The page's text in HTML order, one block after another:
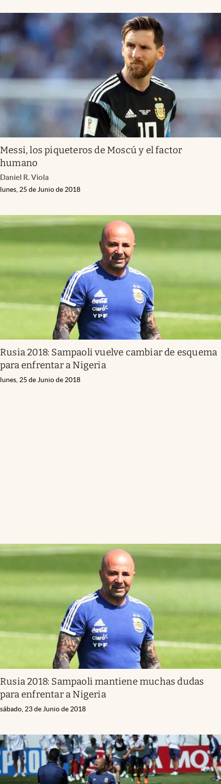
Messi, los piqueteros de Moscú y el factor
humano
Daniel R. Viola
lunes, 25 de Junio de 2018
Rusia 2018: Sampaoli vuelve cambiar de esquema
para enfrentar a Nigeria
lunes, 25 de Junio de 2018
Rusia 2018: Sampaoli mantiene muchas dudas
para enfrentar a Nigeria
sábado, 23 de Junio de 2018